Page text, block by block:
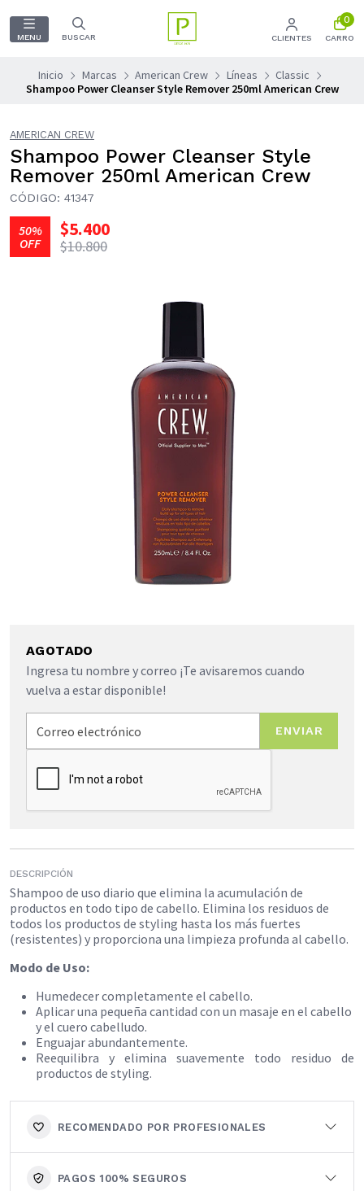
MENU BUSCAR CLIENTES
0
CARRO
Inicio Marcas American Crew Líneas
Classic
Shampoo Power Cleanser Style Remover 250ml American Crew
AMERICAN CREW
Shampoo Power Cleanser Style
Remover 250ml American Crew
CÓDIGO: 41347
50%
OFF
$5.400
$10.800
AGOTADO
Ingresa tu nombre y correo ¡Te avisaremos cuando
vuelva a estar disponible!
ENVIAR
DESCRIPCIÓN
Shampoo de uso diario que elimina la acumulación de
productos en todo tipo de cabello. Elimina los residuos de
todos los productos de styling hasta los más fuertes
(resistentes) y proporciona una limpieza profunda al cabello.
Modo de Uso:
Humedecer completamente el cabello.
Aplicar una pequeña cantidad con un masaje en el cabello
y el cuero cabelludo.
Enguajar abundantemente.
Reequilibra y elimina suavemente todo residuo de
productos de styling.
RECOMENDADO POR PROFESIONALES
PAGOS 100% SEGUROS